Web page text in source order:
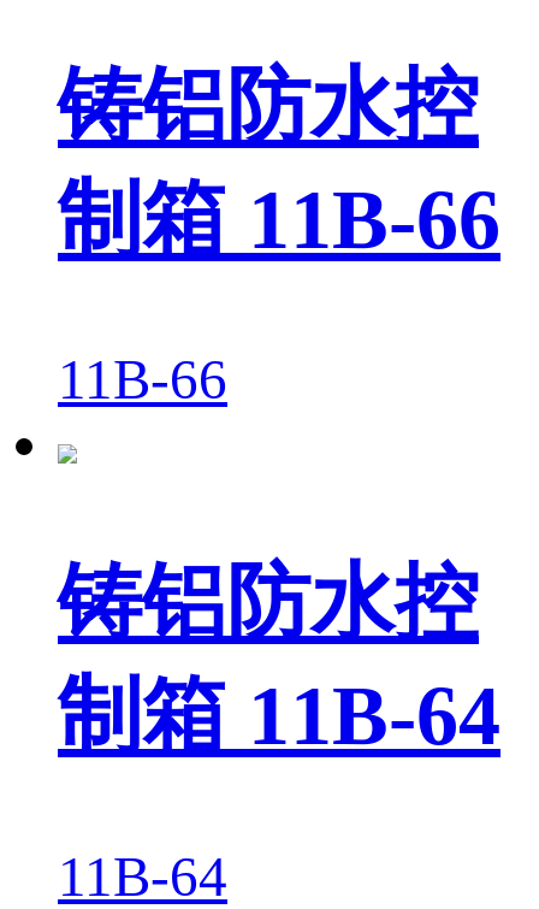
铸铝防水控
制箱 11B-66
11B-66
铸铝防水控
制箱 11B-64
11B-64